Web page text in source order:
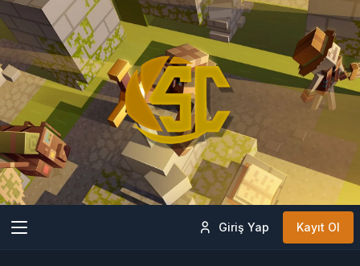
Giriş Yap Kayıt Ol